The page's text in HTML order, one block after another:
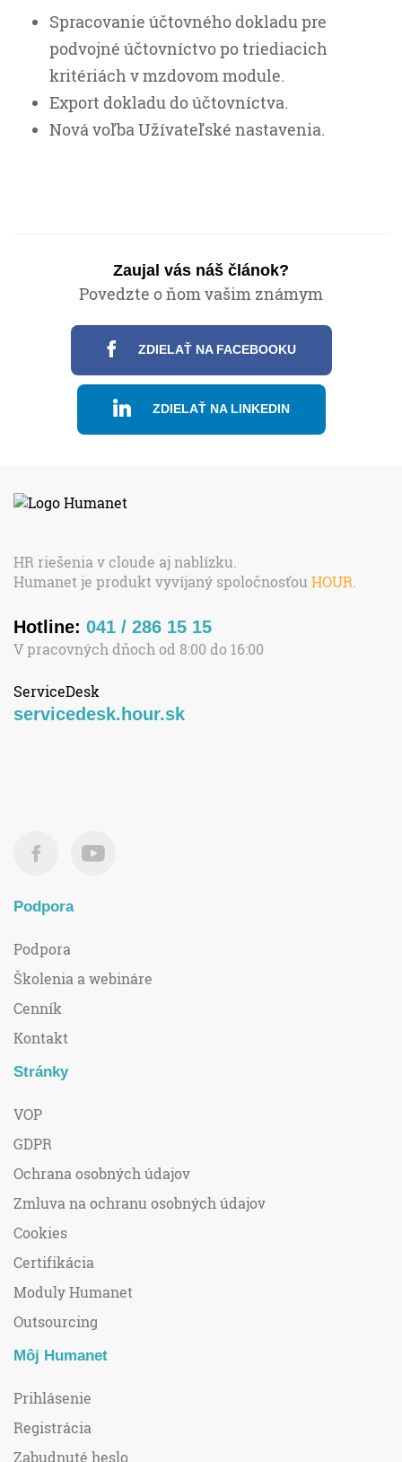
Spracovanie účtovného dokladu pre
podvojné účtovníctvo po triediacich
kritériách v mzdovom module.
Export dokladu do účtovníctva.
Nová voľba Užívateľské nastavenia.
Zaujal vás náš článok?
Povedzte o ňom vašim známym
ZDIELAŤ NA FACEBOOKU
ZDIELAŤ NA LINKEDIN
HR riešenia v cloude aj nablízku.
Humanet je produkt vyvíjaný spoločnosťou HOUR
Hotline: 041 / 286 15 15
V pracovných dňoch od 8:00 do 16:00
ServiceDesk
servicedesk.hour.sk
Podpora
Podpora
Školenia a webináre
Cenník
Kontakt
Stránky
VOP
GDPR
Ochrana osobných údajov
Zmluva na ochranu osobných údajov
Cookies
Certifikácia
Moduly Humanet
Outsourcing
Môj Humanet
Prihlásenie
Registrácia
Zabudnuté heslo